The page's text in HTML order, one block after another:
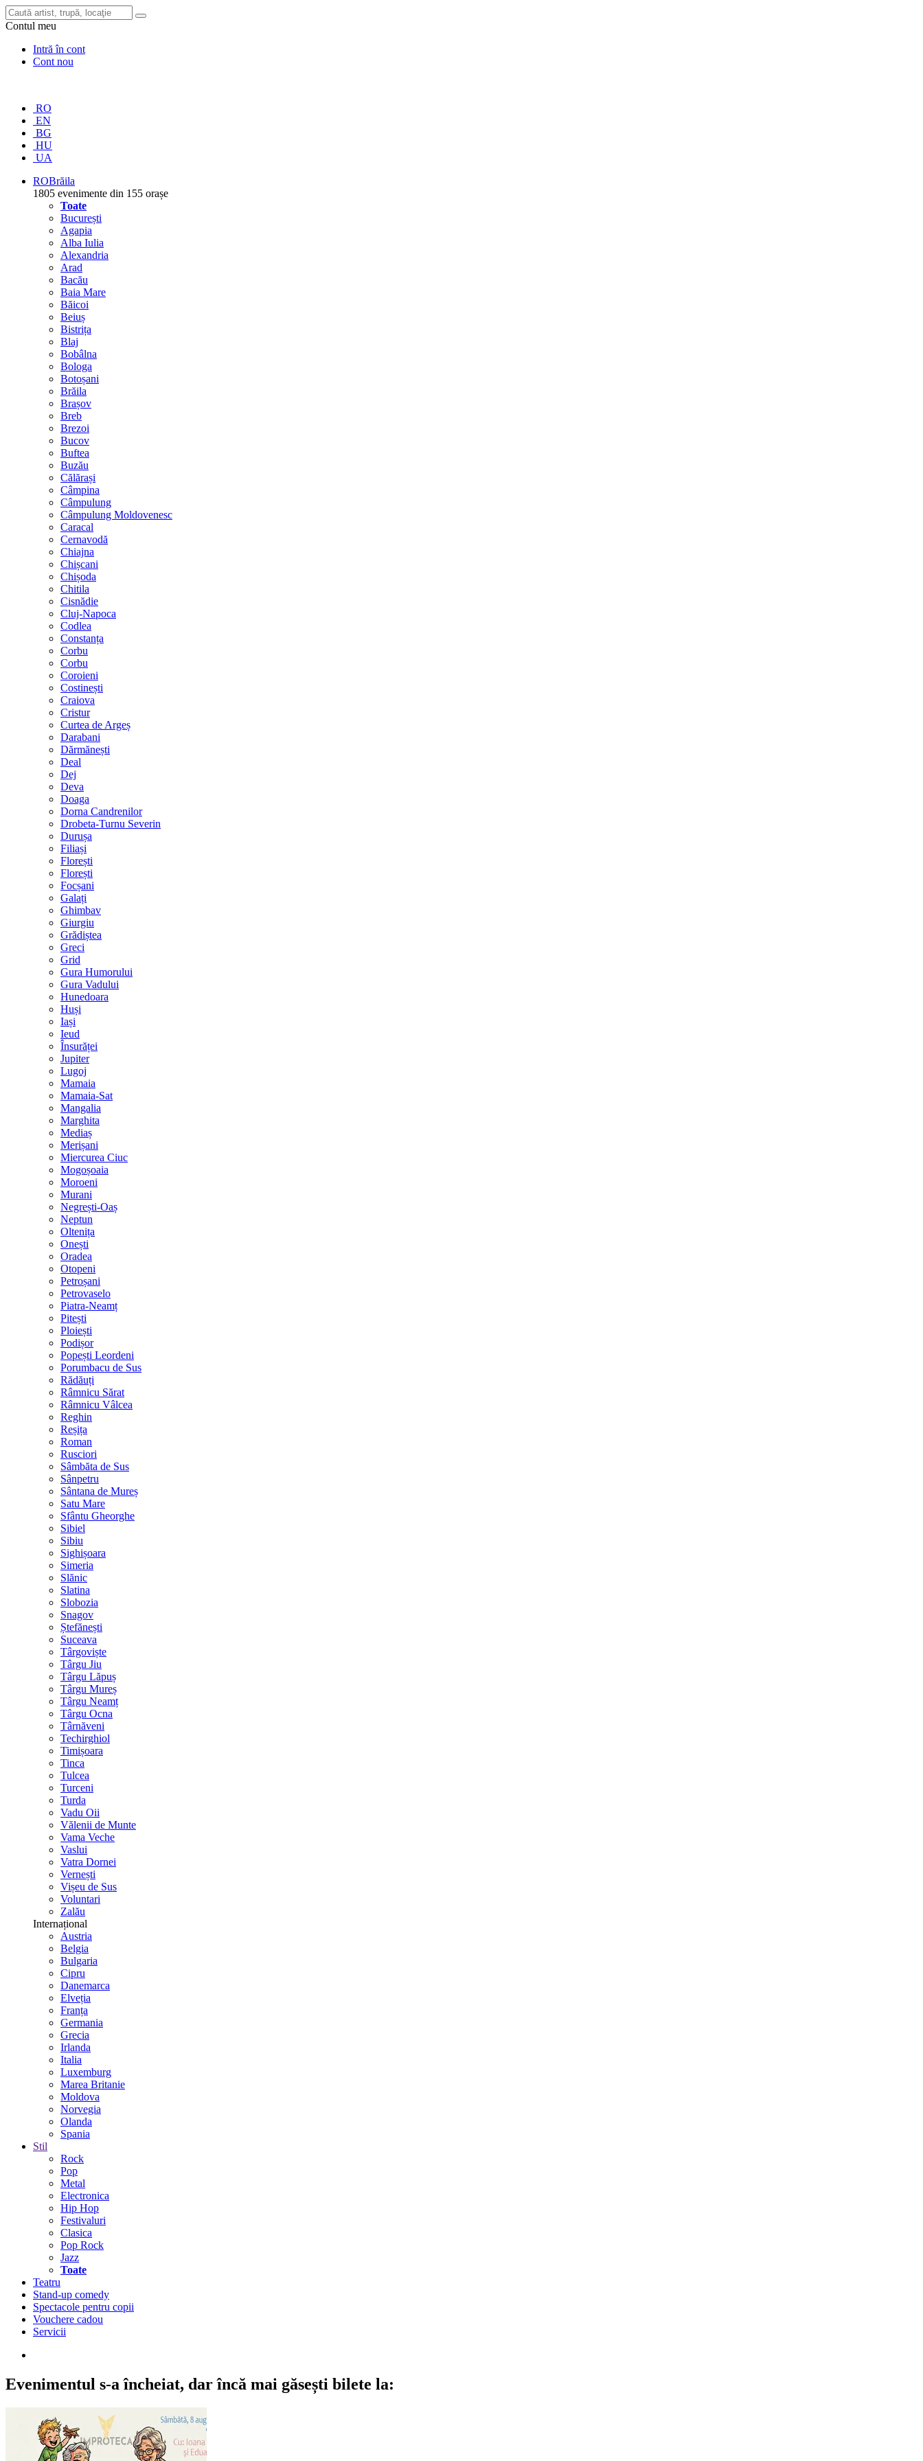
Contul meu
Intră în cont
Cont nou
RO
EN
BG
HU
UA
ROBrăila
1805 evenimente din 155 orașe
Toate
București
Agapia
Alba Iulia
Alexandria
Arad
Bacău
Baia Mare
Băicoi
Beiuș
Bistrița
Blaj
Bobâlna
Bologa
Botoșani
Brăila
Brașov
Breb
Brezoi
Bucov
Buftea
Buzău
Călărași
Câmpina
Câmpulung
Câmpulung Moldovenesc
Caracal
Cernavodă
Chiajna
Chișcani
Chișoda
Chitila
Cisnădie
Cluj-Napoca
Codlea
Constanța
Corbu
Corbu
Coroieni
Costinești
Craiova
Cristur
Curtea de Argeș
Darabani
Dărmănești
Deal
Dej
Deva
Doaga
Dorna Candrenilor
Drobeta-Turnu Severin
Durușa
Filiași
Florești
Florești
Focșani
Galați
Ghimbav
Giurgiu
Grădiștea
Greci
Grid
Gura Humorului
Gura Vadului
Hunedoara
Huși
Iași
Ieud
Însurăței
Jupiter
Lugoj
Mamaia
Mamaia-Sat
Mangalia
Marghita
Mediaș
Merișani
Miercurea Ciuc
Mogoșoaia
Moroeni
Murani
Negrești-Oaș
Neptun
Oltenița
Onești
Oradea
Otopeni
Petroșani
Petrovaselo
Piatra-Neamț
Pitești
Ploiești
Podișor
Popești Leordeni
Porumbacu de Sus
Rădăuți
Râmnicu Sărat
Râmnicu Vâlcea
Reghin
Reșița
Roman
Rusciori
Sâmbăta de Sus
Sânpetru
Sântana de Mureș
Satu Mare
Sfântu Gheorghe
Sibiel
Sibiu
Sighișoara
Simeria
Slănic
Slatina
Slobozia
Snagov
Ștefănești
Suceava
Târgoviște
Târgu Jiu
Târgu Lăpuș
Târgu Mureș
Târgu Neamț
Târgu Ocna
Târnăveni
Techirghiol
Timișoara
Tinca
Tulcea
Turceni
Turda
Vadu Oii
Vălenii de Munte
Vama Veche
Vaslui
Vatra Dornei
Vernești
Vișeu de Sus
Voluntari
Zalău
Internațional
Austria
Belgia
Bulgaria
Cipru
Danemarca
Elveția
Franța
Germania
Grecia
Irlanda
Italia
Luxemburg
Marea Britanie
Moldova
Norvegia
Olanda
Spania
Stil
Rock
Pop
Metal
Electronica
Hip Hop
Festivaluri
Clasica
Pop Rock
Jazz
Toate
Teatru
Stand-up comedy
Spectacole pentru copii
Vouchere cadou
Servicii
Evenimentul s-a încheiat, dar încă mai găsești bilete la: